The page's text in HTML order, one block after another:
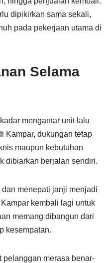
dipikirkan sama sekali,
pada pekerjaan utama di
Selama
mengantar unit lalu
Kampar, dukungan tetap
maupun kebutuhan
dibiarkan berjalan sendiri.
menepati janji menjadi
kembali lagi untuk
memang dibangun dari
kesempatan.
pelanggan merasa benar-